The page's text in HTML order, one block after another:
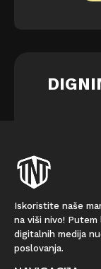
Iskoristite naše
na viši nivo!
digitalnih medija
poslovanja.